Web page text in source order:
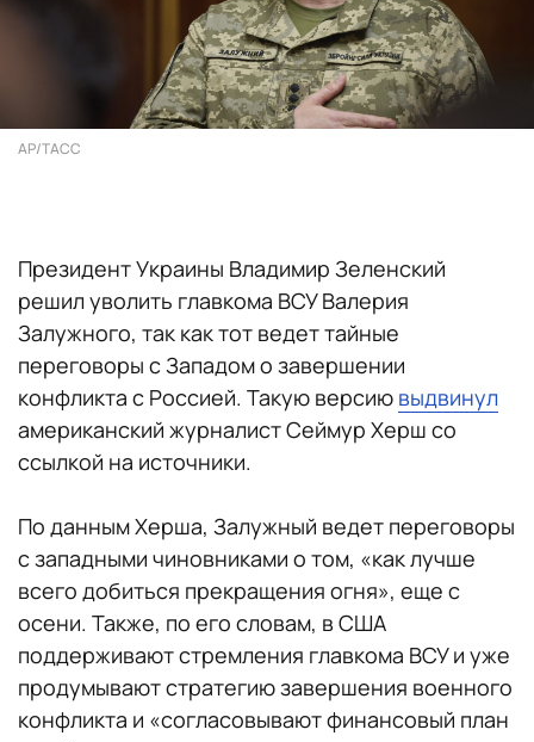
AP/ТАСС
Президент Украины Владимир Зеленский
решил уволить главкома ВСУ Валерия
Залужного, так как тот ведет тайные
переговоры с Западом о завершении
конфликта с Россией. Такую версию выдвинул
американский журналист Сеймур Херш со
ссылкой на источники.
По данным Херша, Залужный ведет переговоры
с западными чиновниками о том, «как лучше
всего добиться прекращения огня», еще с
осени. Также, по его словам, в США
поддерживают стремления главкома ВСУ и уже
продумывают стратегию завершения военного
конфликта и «согласовывают финансовый план